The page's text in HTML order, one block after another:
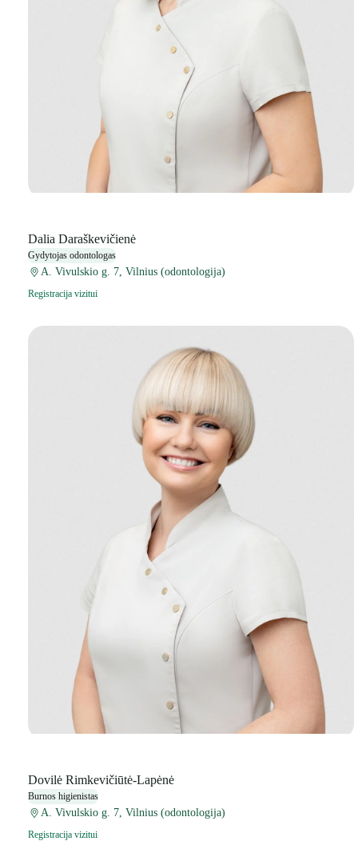
Dalia Daraškevičienė
Gydytojas odontologas
A. Vivulskio g. 7, Vilnius (odontologija)
Registracija vizitui
Dovilė Rimkevičiūtė-Lapėnė
Burnos higienistas
A. Vivulskio g. 7, Vilnius (odontologija)
Registracija vizitui